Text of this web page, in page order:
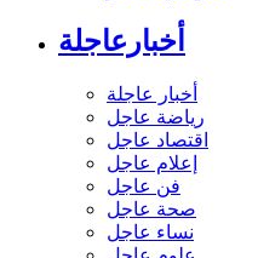
أخبارعاجلة
أخبار عاجلة
رياضة عاجل
اقتصاد عاجل
إعلام عاجل
فن عاجل
صحة عاجل
نساء عاجل